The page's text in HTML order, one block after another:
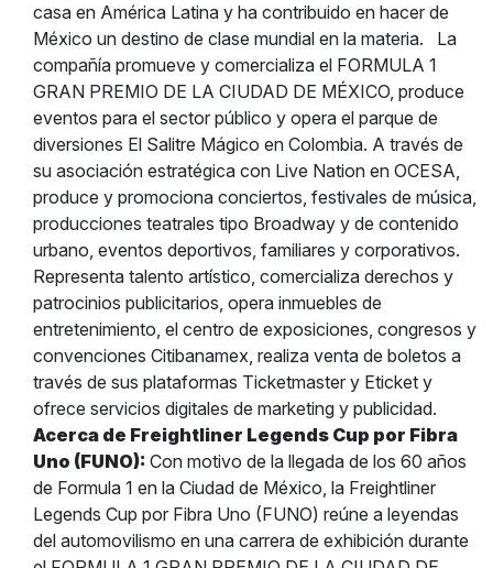
casa en América Latina y ha contribuido en hacer de
México un destino de clase mundial en la materia.
La
compañía promueve y comercializa el FORMULA 1
GRAN PREMIO DE LA CIUDAD DE MÉXICO, produce
eventos para el sector público y opera el parque de
diversiones El Salitre Mágico en Colombia. A través de
su asociación estratégica con Live Nation en OCESA,
produce y promociona conciertos, festivales de música,
producciones teatrales tipo Broadway y de contenido
urbano, eventos deportivos, familiares y corporativos.
Representa talento artístico, comercializa derechos y
patrocinios publicitarios, opera inmuebles de
entretenimiento, el centro de exposiciones, congresos y
convenciones Citibanamex, realiza venta de boletos a
través de sus plataformas Ticketmaster y Eticket y
ofrece servicios digitales de marketing y publicidad.
Acerca de Freightliner Legends Cup por Fibra
Uno (FUNO): Con motivo de la llegada de los 60 años
de Formula 1 en la Ciudad de México, la Freightliner
Legends Cup por Fibra Uno (FUNO) reúne a leyendas
del automovilismo en una carrera de exhibición durante